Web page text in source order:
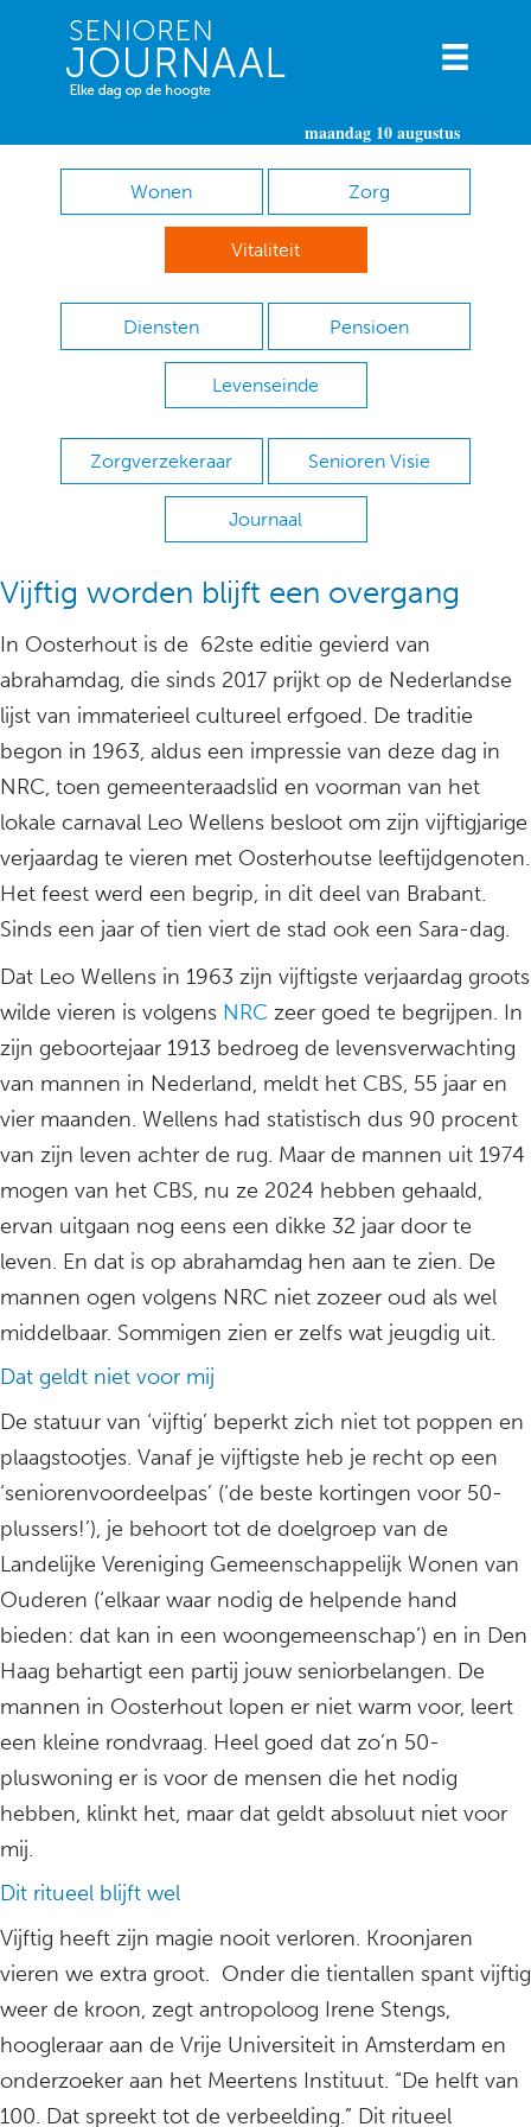
maandag 10 augustus
Wonen Zorg
Vitaliteit
Diensten Pensioen
Levenseinde
Zorgverzekeraar Senioren Visie
Journaal
Vijftig worden blijft een overgang
In Oosterhout is de 62ste editie gevierd van
abrahamdag, die sinds 2017 prijkt op de Nederlandse
lijst van immaterieel cultureel erfgoed. De traditie
begon in 1963, aldus een impressie van deze dag in
NRC, toen gemeenteraadslid en voorman van het
lokale carnaval Leo Wellens besloot om zijn vijftigjarige
verjaardag te vieren met Oosterhoutse leeftijdgenoten.
Het feest werd een begrip, in dit deel van Brabant.
Sinds een jaar of tien viert de stad ook een Sara-dag.
Dat Leo Wellens in 1963 zijn vijftigste verjaardag groots
wilde vieren is volgens NRC zeer goed te begrijpen. In
zijn geboortejaar 1913 bedroeg de levensverwachting
van mannen in Nederland, meldt het CBS, 55 jaar en
vier maanden. Wellens had statistisch dus 90 procent
van zijn leven achter de rug. Maar de mannen uit 1974
mogen van het CBS, nu ze 2024 hebben gehaald,
ervan uitgaan nog eens een dikke 32 jaar door te
leven. En dat is op abrahamdag hen aan te zien. De
mannen ogen volgens NRC niet zozeer oud als wel
middelbaar. Sommigen zien er zelfs wat jeugdig uit.
Dat geldt niet voor mij
De statuur van ‘vijftig’ beperkt zich niet tot poppen en
plaagstootjes. Vanaf je vijftigste heb je recht op een
‘seniorenvoordeelpas’ (‘de beste kortingen voor 50-
plussers!’), je behoort tot de doelgroep van de
Landelijke Vereniging Gemeenschappelijk Wonen van
Ouderen (‘elkaar waar nodig de helpende hand
bieden: dat kan in een woongemeenschap’) en in Den
Haag behartigt een partij jouw seniorbelangen. De
mannen in Oosterhout lopen er niet warm voor, leert
een kleine rondvraag. Heel goed dat zo’n 50-
pluswoning er is voor de mensen die het nodig
hebben, klinkt het, maar dat geldt absoluut niet voor
mij.
Dit ritueel blijft wel
Vijftig heeft zijn magie nooit verloren. Kroonjaren
vieren we extra groot. Onder die tientallen spant vijftig
weer de kroon, zegt antropoloog Irene Stengs,
hoogleraar aan de Vrije Universiteit in Amsterdam en
onderzoeker aan het Meertens Instituut. “De helft van
100. Dat spreekt tot de verbeelding.” Dit ritueel